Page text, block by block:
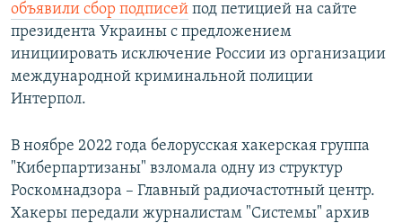
объявили сбор подписей под петицией на сайте
президента Украины с предложением
инициировать исключение России из организации
международной криминальной полиции
Интерпол.
В ноябре 2022 года белорусская хакерская группа
"Киберпартизаны" взломала одну из структур
Роскомнадзора – Главный радиочастотный центр.
Хакеры передали журналистам "Системы" архив